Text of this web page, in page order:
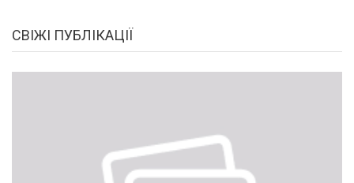
СВІЖІ ПУБЛІКАЦІЇ